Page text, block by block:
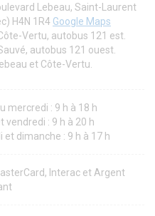
Lebeau, Saint-Laurent
H4N 1R4 Google Maps
Vertu, autobus 121 est.
autobus 121 ouest.
et Côte-Vertu.
mercredi : 9 h à 18 h
vendredi : 9 h à 20 h
et dimanche : 9 h à 17 h
Interac et Argent